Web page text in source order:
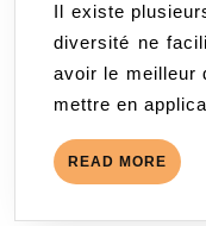
Il existe plusieurs plombiers à Waremme. Cette
diversité ne
avoir le meilleur
mettre en
READ MORE READ
MORE